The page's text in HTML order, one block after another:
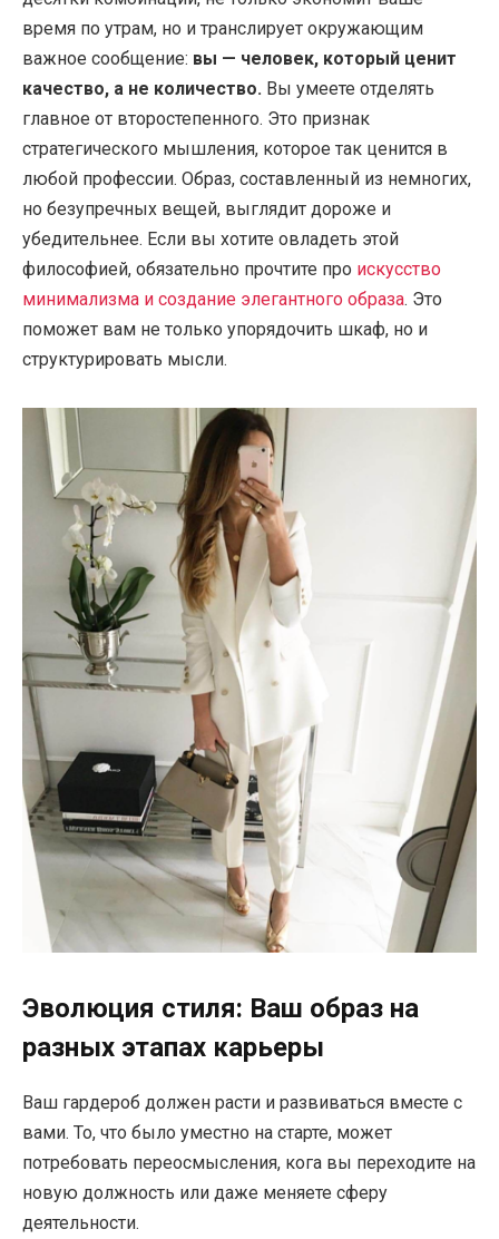
время по утрам, но и транслирует окружающим
важное сообщение: вы — человек, который ценит
качество, а не количество. Вы умеете отделять
главное от второстепенного. Это признак
стратегического мышления, которое так ценится в
любой профессии. Образ, составленный из немногих,
но безупречных вещей, выглядит дороже и
убедительнее. Если вы хотите овладеть этой
философией, обязательно прочтите про искусство
минимализма и создание элегантного образа. Это
поможет вам не только упорядочить шкаф, но и
структурировать мысли.
Эволюция стиля: Ваш образ на
разных этапах карьеры
Ваш гардероб должен расти и развиваться вместе с
вами. То, что было уместно на старте, может
потребовать переосмысления, кога вы переходите на
новую должность или даже меняете сферу
деятельности.